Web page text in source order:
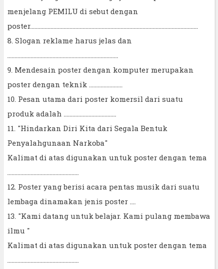
menjelang PEMILU di sebut dengan
poster...................................................................................................................
8. Slogan reklame harus jelas dan
............................................................................
9. Mendesain poster dengan komputer merupakan
poster dengan teknik .......................
10. Pesan utama dari poster komersil dari suatu
produk adalah ....................................
11. "Hindarkan Diri Kita dari Segala Bentuk
Penyalahgunaan Narkoba"
Kalimat di atas digunakan untuk poster dengan tema
.................................................
12. Poster yang berisi acara pentas musik dari suatu
lembaga dinamakan jenis poster ....
13. "Kami datang untuk belajar. Kami pulang membawa
ilmu "
Kalimat di atas digunakan untuk poster dengan tema
.................................................